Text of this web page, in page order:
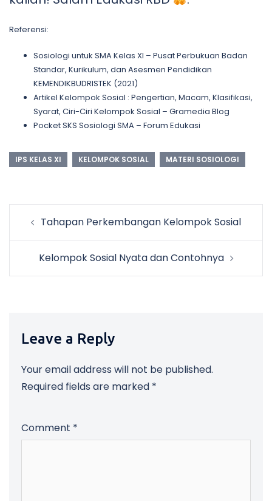
Referensi:
Sosiologi untuk SMA Kelas XI – Pusat Perbukuan Badan
Standar, Kurikulum, dan Asesmen Pendidikan
KEMENDIKBUDRISTEK (2021)
Artikel Kelompok Sosial : Pengertian, Macam, Klasifikasi,
Syarat, Ciri-Ciri Kelompok Sosial – Gramedia Blog
Pocket SKS Sosiologi SMA – Forum Edukasi
IPS KELAS XI KELOMPOK SOSIAL MATERI SOSIOLOGI
navigation
Tahapan Perkembangan Kelompok Sosial
Kelompok Sosial Nyata dan Contohnya
Leave a Reply
Your email address will not be published.
Required fields are marked *
Comment *